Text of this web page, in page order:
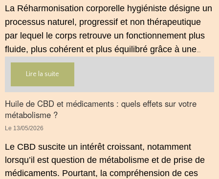
La Réharmonisation corporelle hygiéniste désigne un
processus naturel, progressif et non thérapeutique
par lequel le corps retrouve un fonctionnement plus
fluide, plus cohérent et plus équilibré grâce à une
hygiène de vie adaptée.
Lire la suite
Huile de CBD et médicaments : quels effets sur votre
métabolisme ?
Le 13/05/2026
Le CBD suscite un intérêt croissant, notamment
lorsqu’il est question de métabolisme et de prise de
médicaments. Pourtant, la compréhension de ces